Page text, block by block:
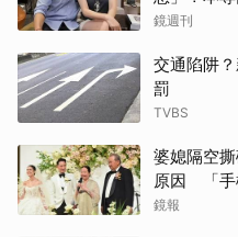
鏡週刊
交通陷阱
罰
TVBS
婆媳隔空
原因 「手
離開嗎？
鏡報